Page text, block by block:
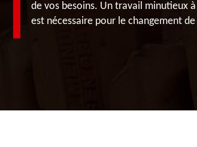
de vos besoins. Un travail minutieux
est nécessaire pour le changement